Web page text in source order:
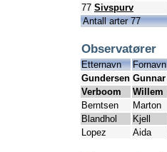
77 Sivspurv
Antall arter 77
Observatører
Etternavn Fornavn
Gundersen Gunnar
Verboom
Willem
Berntsen
Marton
Blandhol
Kjell
Lopez
Aida